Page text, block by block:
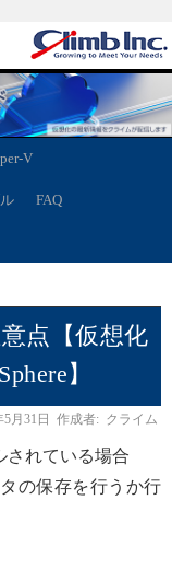
V
FAQ
点【仮想化
】
5月31日 作成者: クライム
されている場合
の保存を行うか行